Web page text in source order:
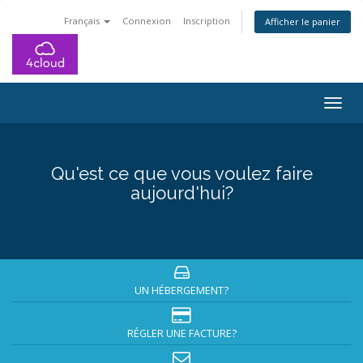
Français Connexion Inscription Afficher le panier
Qu'est ce que vous voulez faire
aujourd'hui?
UN HÉBERGEMENT?
RÉGLER UNE FACTURE?